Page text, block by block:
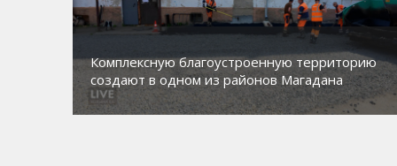
Магадан присоединился к пилотному проекту
по работе с несовершеннолетними из групп
социального риска «Переправа»